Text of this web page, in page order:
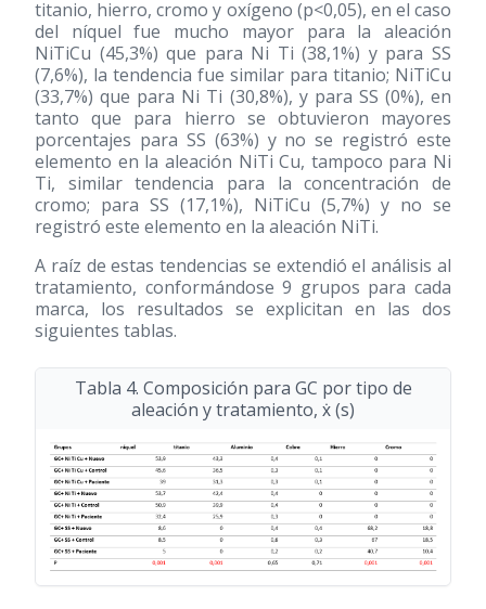
titanio, hierro, cromo y oxígeno (p<0,05), en el caso
del níquel fue mucho mayor para la aleación
NiTiCu (45,3%) que para Ni Ti (38,1%) y para SS
(7,6%), la tendencia fue similar para titanio; NiTiCu
(33,7%) que para Ni Ti (30,8%), y para SS (0%), en
tanto que para hierro se obtuvieron mayores
porcentajes para SS (63%) y no se registró este
elemento en la aleación NiTi Cu, tampoco para Ni
Ti, similar tendencia para la concentración de
cromo; para SS (17,1%), NiTiCu (5,7%) y no se
registró este elemento en la aleación NiTi.
A raíz de estas tendencias se extendió el análisis al
tratamiento, conformándose 9 grupos para cada
marca, los resultados se explicitan en las dos
siguientes tablas.
Tabla 4. Composición para GC por tipo de
aleación y tratamiento, ẋ (s)